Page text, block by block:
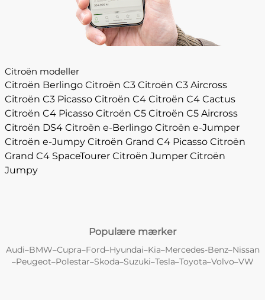
Citroën modeller
Citroën Berlingo Citroën C3 Citroën C3 Aircross
Citroën C3 Picasso Citroën C4 Citroën C4 Cactus
Citroën C4 Picasso Citroën C5 Citroën C5 Aircross
Citroën DS4 Citroën e-Berlingo Citroën e-Jumper
Citroën e-Jumpy Citroën Grand C4 Picasso Citroën
Grand C4 SpaceTourer Citroën Jumper Citroën
Jumpy
Populære mærker
Audi–BMW–Cupra–Ford–Hyundai–Kia–Mercedes-Benz–Nissan
–Peugeot–Polestar–Skoda–Suzuki–Tesla–Toyota–Volvo–VW